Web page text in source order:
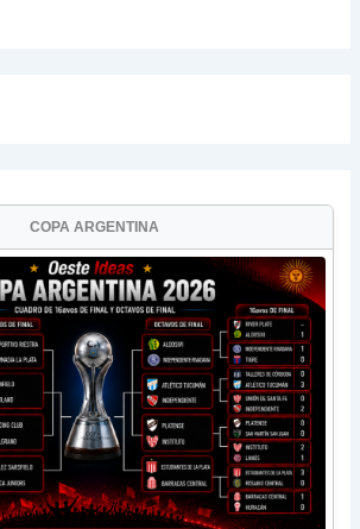
COPA ARGENTINA